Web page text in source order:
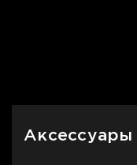
Аксессуары